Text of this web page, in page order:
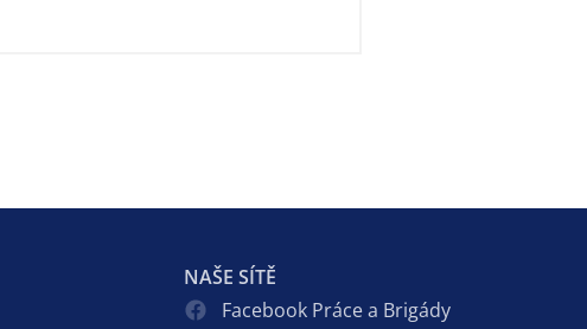
NAŠE SÍTĚ
Facebook Práce a Brigády